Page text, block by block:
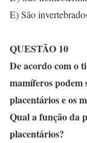
E) São
QUESTÃO 10
De acordo com o
mamíferos podem
placentários e os
Qual a função da
placentários?